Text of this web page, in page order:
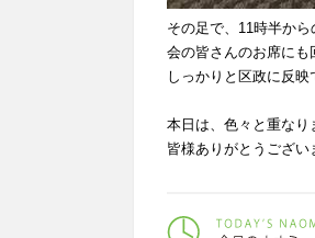
その足で、11時半から
会の皆さんのお席にも
しっかりと区政に反映
本日は、色々と重な
皆様ありがとうござい